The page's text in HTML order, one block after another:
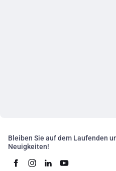
Bleiben Sie auf dem Laufenden
Neuigkeiten!